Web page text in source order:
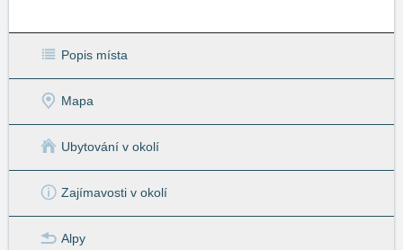
Popis místa
Mapa
Ubytování v okolí
Zajímavosti v okolí
Alpy